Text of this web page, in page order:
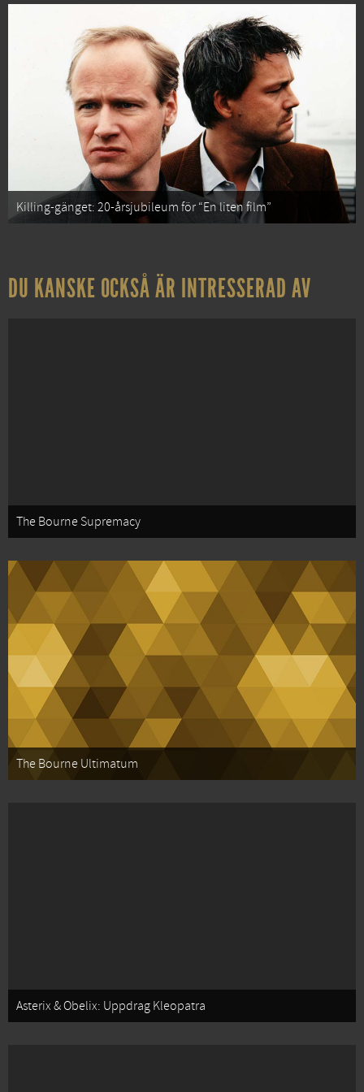
Killing-gänget: 20-årsjubileum för “En liten film”
DU KANSKE OCKSÅ ÄR INTRESSERAD AV
The Bourne Supremacy
The Bourne Ultimatum
Asterix & Obelix: Uppdrag Kleopatra